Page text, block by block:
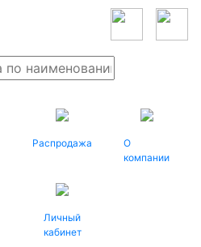
Распродажа
О
компании
Личный
кабинет